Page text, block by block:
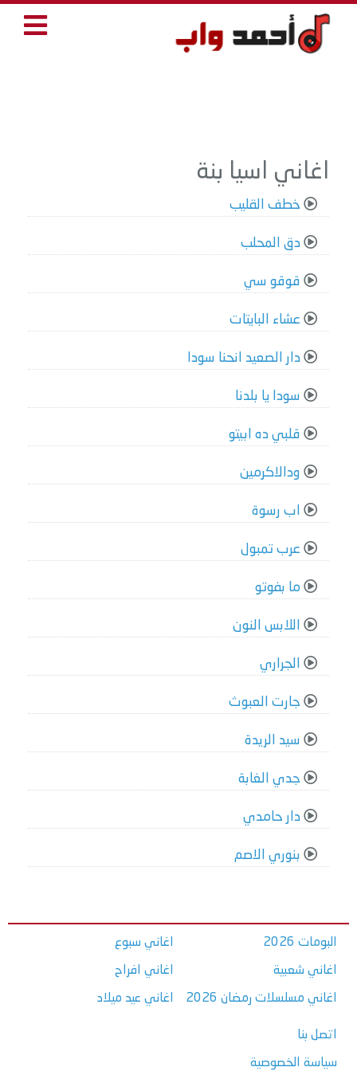
اغاني اسيا بنة
خطف القليب
دق المحلب
قوقو سي
عشاء البايتات
دار الصعيد انحنا سودا
سودا يا بلدنا
قلبي ده ابيتو
ودالاكرمين
اب رسوة
عرب تمبول
ما بفوتو
اللابس النون
الجراري
جارت العبوث
سيد الريدة
جدي الغابة
دار حامدي
بنوري الاصم
البومات 2026
اغاني شعبية
اغاني مسلسلات رمضان 2026
اغاني سبوع
اغاني افراح
اغاني عيد ميلاد
اتصل بنا
سياسة الخصوصية